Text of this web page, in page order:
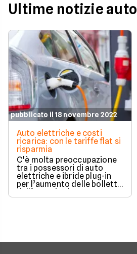
Ultime notizie auto
pubblicato il 18 novembre 2022
Auto elettriche e costi
ricarica: con le tariffe flat si
risparmia
C’è molta preoccupazione
tra i possessori di auto
elettriche e ibride plug-in
per l’aumento delle bollette
inevitabilmente ricade sui
ampiamente conveniente.